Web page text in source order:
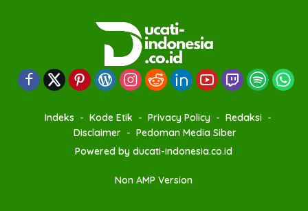
Indeks Kode Etik Privacy Policy
Redaksi
Disclaimer
Pedoman Media Siber
Powered by ducati-indonesia.co.id
Non AMP Version